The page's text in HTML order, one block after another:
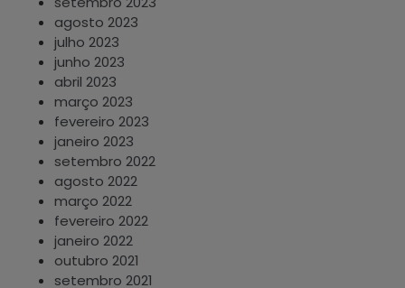
agosto 2023
julho 2023
junho 2023
abril 2023
março 2023
fevereiro 2023
janeiro 2023
setembro 2022
agosto 2022
março 2022
fevereiro 2022
janeiro 2022
outubro 2021
setembro 2021